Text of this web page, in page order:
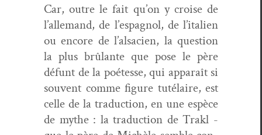
Car, out­re le fait qu’on y croise de
l’allemand, de l’espagnol, de l’ital­ien
ou encore de l’alsacien, la ques­tion
la plus brûlante que pose le père
défunt de la poétesse, qui appa­raît si
sou­vent comme fig­ure tutélaire, est
celle de la tra­duc­tion, en une espèce
de mythe: la tra­duc­tion de Trakl -